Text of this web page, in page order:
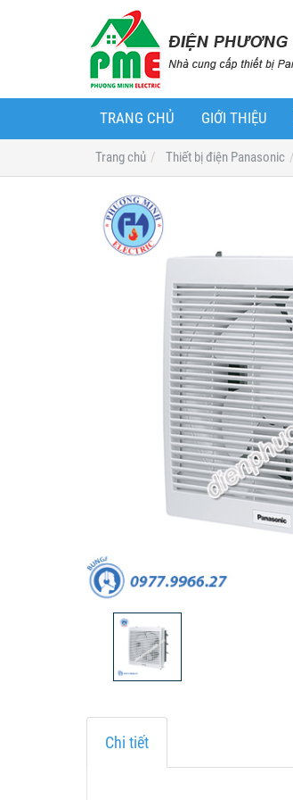
TRANG CHỦ GIỚI THIỆU
Trang chủ Thiết bị điện Panasonic
Chi tiết